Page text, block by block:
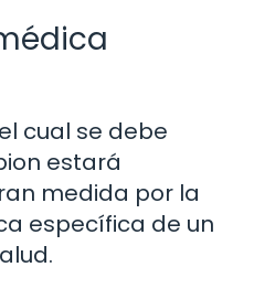
cual se debe
estará
medida por la
específica de un